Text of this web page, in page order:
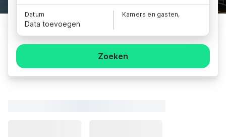
Datum
Data toevoegen
Kamers en gasten,
Zoeken